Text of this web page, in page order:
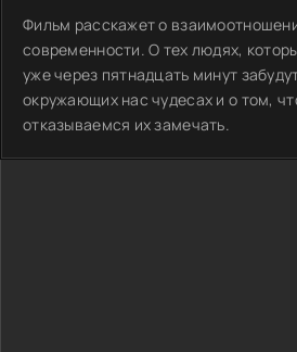
Фильм расскажет о
современности. О тех людях,
уже через пятнадцать минут
окружающих нас чудесах и о том,
отказываемся их замечать.